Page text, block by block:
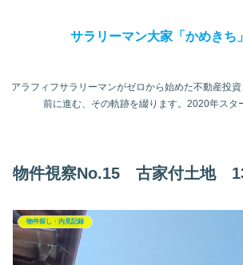
サラリーマン大家「かめきち
アラフィフサラリーマンがゼロから始めた不動産投
前に進む、その軌跡を綴ります。2020年スタ
物件視察No.15 古家付土地
物件探し・内見記録